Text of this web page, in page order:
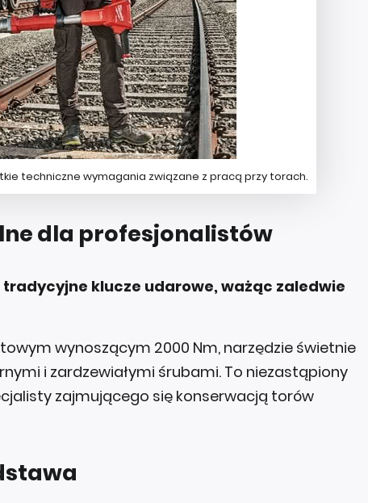
techniczne wymagania związane z pracą przy torach.
dla profesjonalistów
tradycyjne klucze udarowe, ważąc zaledwie
wynoszącym 2000 Nm, narzędzie świetnie
i zardzewiałymi śrubami. To niezastąpiony
zajmującego się konserwacją torów